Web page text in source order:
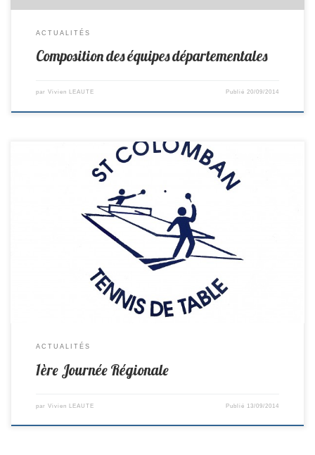
ACTUALITÉS
Composition des équipes départementales
par Vivien LEAUTE Publié20/09/2014
Dimanche 21 Septembre aura lieu la 1ère journée de championnat pour
la Régionale. Nous recevrons Pomjeannais (49), début du match 14h30
Composition de l’équipe: Yvonnick (cpt.) Vivien Philippe Pierre M.
Remplaçant: Pierre D. Venez nombreux nous encourager!
ACTUALITÉS
1ère Journée Régionale
par Vivien LEAUTE Publié 13/09/2014